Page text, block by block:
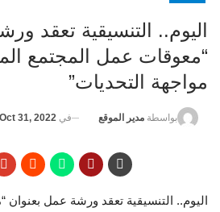
اليوم.. التنسيقية تعقد
“معوقات عمل المجتمع
مواجهة التحديات”
بواسطة مدير الموقع في Oct 31, 2022
اليوم.. التنسيقية تعقد ورشة عمل